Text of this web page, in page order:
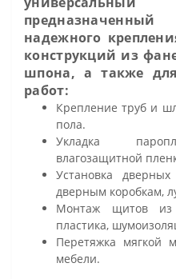
надежного
конструкций из
шпона, а также
работ:
Крепление труб и
пола.
Укладка
влагозащитной
Установка
дверным коробкам,
Монтаж щитов из
пластика,
Перетяжка мягкой
мебели.